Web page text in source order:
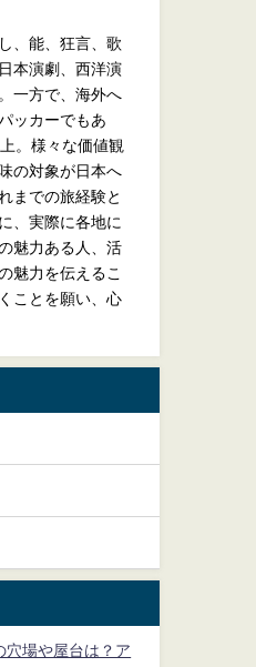
、能、狂言、歌
本演劇、西洋演
一方で、海外へ
ッカーでもあ
。様々な価値観
の対象が日本へ
までの旅経験と
、実際に各地に
魅力ある人、活
魅力を伝えるこ
ことを願い、心
穴場や屋台は？ア